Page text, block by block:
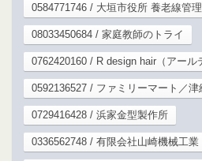
0584771746 / 大垣市役所 養老線管
08033450684 / 家庭教師のトライ
0762420160 / R design hair（アール
0592136527 / ファミリーマート／
0729416428 / 浜家金型製作所
0336562748 / 有限会社山崎機械工業